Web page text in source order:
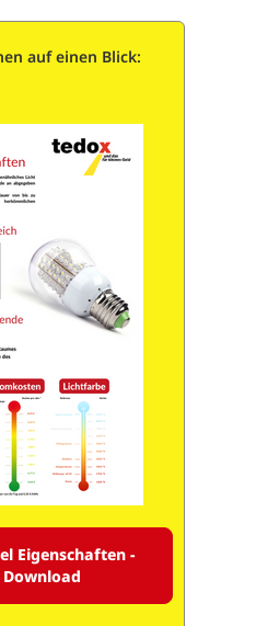
auf einen Blick:
Eigenschaften -
Download